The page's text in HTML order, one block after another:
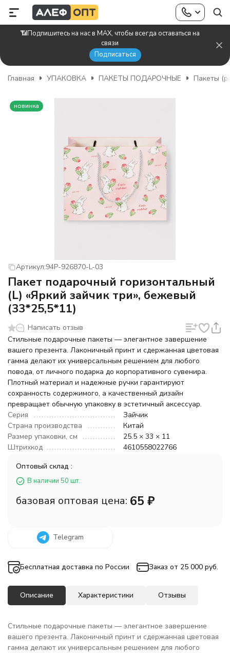
📶Подпишитесь на нас в MAX, чтобы всегда оставаться на
связи
Подписаться
Главная УПАКОВКА ПАКЕТЫ ПОДАРОЧНЫЕ Пакеты
новинка
Артикул:94P-926870-L-03
Пакет подарочный горизонтальный
(L) «Яркий зайчик три», бежевый
(33*25,5*11)
Написать отзыв
Стильные подарочные пакеты — элегантное завершение
вашего презента. Лаконичный принт и сдержанная цветовая
гамма делают их универсальным решением для любого
повода, от личного подарка до корпоративного сувенира.
Плотный материал и надежные ручки гарантируют
сохранность содержимого, а качественный дизайн
превращает обычную упаковку в эстетичный аксессуар.
Серия
Зайчик
Страна производства
Китай
Размер упаковки, см
25.5 × 33 × 11
Штрихкод
4610558022766
Оптовый склад :
В наличии 50 шт.
базовая оптовая цена: 65 ₽
Telegram
Бесплатная доставка по России Заказ от 25 000 руб.
Описание Характеристики Отзывы
Стильные подарочные пакеты — элегантное завершение
вашего презента. Лаконичный принт и сдержанная цветовая
гамма делают их универсальным решением для любого